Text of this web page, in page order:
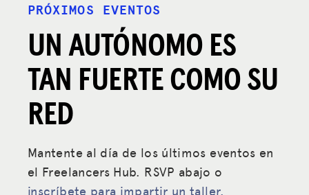
PRÓXIMOS EVENTOS
UN AUTÓNOMO ES
TAN FUERTE COMO SU
RED
Mantente al día de los últimos eventos en
el Freelancers Hub. RSVP abajo o
inscríbete para impartir un taller.